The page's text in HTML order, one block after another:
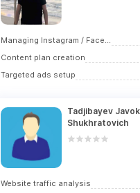
Managing Instagram / Facebook
Content plan creation
Targeted ads setup
Tadjibayev
Shukhratovich
Website traffic analysis